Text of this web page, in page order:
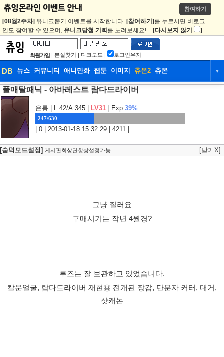
참여하기
[08월2주차] 유니크뽑기 이벤트를 시작합니다. [참여하기] 를 누르시면 비로그
인도 참여할 수 있으며, 유니크당첨 기회 를 노려보세요! [다시보지 않기 ]
회원가입 | 분실찾기 | 다크모드 | 로그인유지
DB 뉴스 커뮤니티 애니만화 웹툰 이미지 츄온2 츄온 ▼
DB 뉴스 커뮤니티
웹툰 이미지 츄온2
풀매탈패닉 - 아바레스트 람다드라이버
은룡 | L:42/A:345 | LV31 Exp.39%
247/630
| 0 | 2013-01-18 15:32:29 | 4211 |
[숨덕모드설정] 게시판최상단항상설정가능 [닫기X]
그냥 질러요
구매시기는 작년 4월경?
루즈는 잘 보관하고 있었습니다.
칼문얼굴, 람다드라이버 재현용 전개된 장갑, 단분자 커터, 대거,
샷캐논